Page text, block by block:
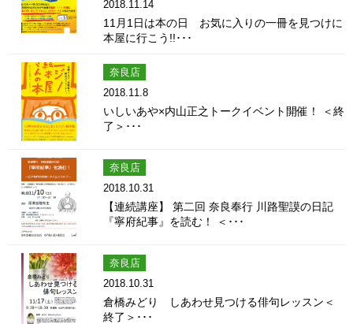
2018.11.14
11月1日は本の日 お気に入りの一冊を見つけに
本屋に行こう!!･･･
奈良店
2018.11.8
いしいあや×内山正之トークイベント開催！ ＜終
了＞･･･
奈良店
2018.10.31
【連続講座】 第二回 奈良奉行 川路聖謨の日記
『寧府紀事』を読む！ ＜･･･
奈良店
2018.10.31
倉橋みどり しあわせ見つける俳句レッスン＜
終了＞･･･